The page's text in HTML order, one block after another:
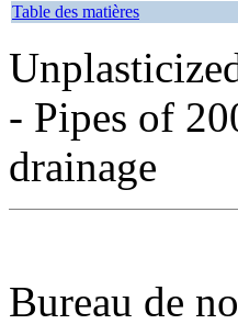
Table des matières
- Pipes of
drainage
Bureau de